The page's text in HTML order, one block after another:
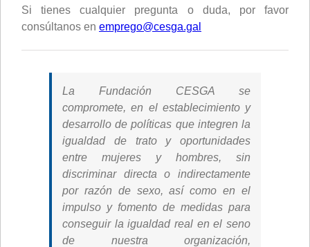
Si tienes cualquier pregunta o duda, por favor
consúltanos en emprego@cesga.gal
La Fundación CESGA se
compromete, en el establecimiento y
desarrollo de políticas que integren la
igualdad de trato y oportunidades
entre mujeres y hombres, sin
discriminar directa o indirectamente
por razón de sexo, así como en el
impulso y fomento de medidas para
conseguir la igualdad real en el seno
de nuestra organización,